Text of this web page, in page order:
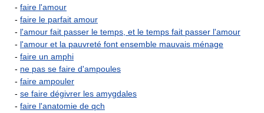
- faire l'amour
- faire le parfait amour
- l'amour fait passer le temps, et le temps fait passer l'amour
- l'amour et la pauvreté font ensemble mauvais ménage
- faire un amphi
- ne pas se faire d'ampoules
- faire ampouler
- se faire dégivrer les amygdales
- faire l'anatomie de qch